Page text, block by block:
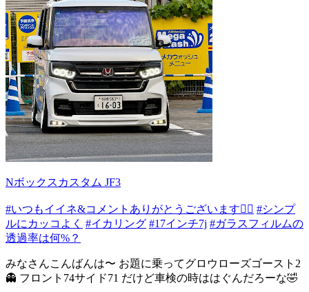
Nボックスカスタム JF3
#いつもイイネ&コメントありがとうございます🙇‍♂️ #シンプ
ルにカッコよく #イカリング #17インチ7j #ガラスフィルムの
透過率は何%？
みなさんこんばんは〜 お題に乗ってグロウローズゴースト2
👻 フロント74サイド71 だけど車検の時ははぐんだろーな🤣